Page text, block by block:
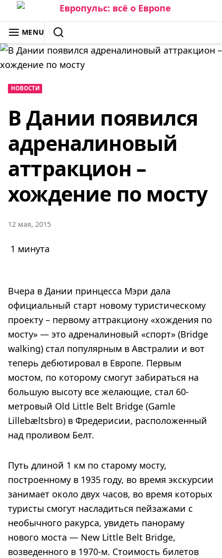
Skip
to
content
ЕВРОПУЛЬС: ВСЁ О ЕВРОПЕ
MENU
SEARCH
НОВОСТИ
В Дании появился
адреналиновый
аттракцион –
хождение по мосту
12 мая, 2015
1 минута
Вчера в Дании принцесса Мэри дала
официальный старт новому туристическому
проекту – первому аттракциону «хождения по
мосту» — это адреналиновый «спорт» (Bridge
walking) стал популярным в Австралии и вот
теперь дебютировал в Европе. Первым
мостом, по которому смогут забираться на
большую высоту все желающие, стал 60-
метровый Old Little Belt Bridge (Gamle
Lillebæltsbro) в Фредерисии, расположенный
над проливом Белт.
Путь длиной 1 км по старому мосту,
построенному в 1935 году, во время экскурсии
занимает около двух часов, во время которых
туристы смогут насладиться пейзажами с
необычного ракурса, увидеть панораму
нового моста — New Little Belt Bridge,
возведенного в 1970-м. Стоимость билетов